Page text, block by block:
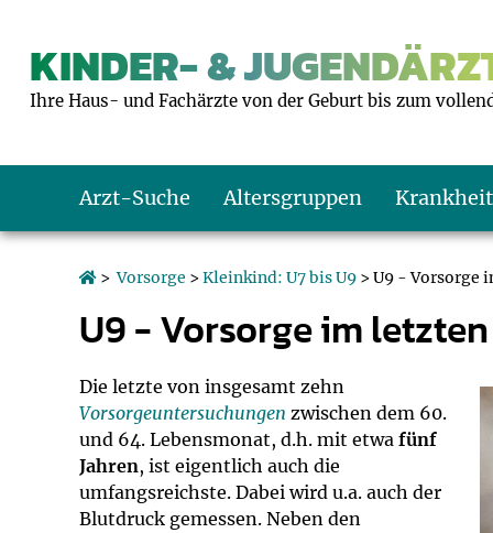
KINDER- &
Ihre Haus- und Fachärzte von der Geburt bis zum
Arzt-Suche Altersgruppen
Kleinkinder
Jugendliche
Kleinkind: U7
Schulkind: U10
Teenager: J1 bis J2
Impfen: Wann
Was muss man
Impfreaktionen
Giftnotruf
Sozialpädiatrie
Link-Tipps
Körpergrößen-
Wachstum-
Empfehlungen
>Vorsorge >Kleinkind: U7 bis U9 > U9 - Vorsorge
U9 - Vorsorge im
Die letzte von insgesamt zehn
Vorsorgeuntersuchungen zwischen dem 60.
und 64. Lebensmonat, d.h. mit etwa fünf
Jahren, ist eigentlich auch die
umfangsreichste. Dabei wird u.a. auch der
Blutdruck gemessen. Neben den